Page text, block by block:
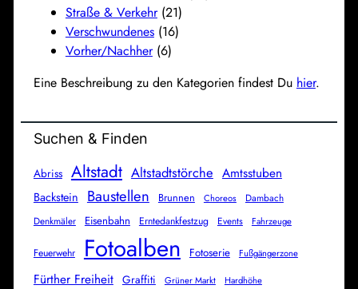
Straße & Verkehr(21)
Verschwundenes(16)
Vorher/Nachher(6)
Eine Beschreibung zu den Kategorien findest Du hier.
Suchen & Finden
Abriss Altstadt Altstadtstörche Amtsstuben
Backstein Baustellen Brunnen Choreos
Dambach
Denkmäler
Eisenbahn Erntedankfestzug Events Fahrzeuge
Feuerwehr Fotoalben Fotoserie Fußgängerzone
Fürther Freiheit Graffiti Grüner Markt Hardhöhe